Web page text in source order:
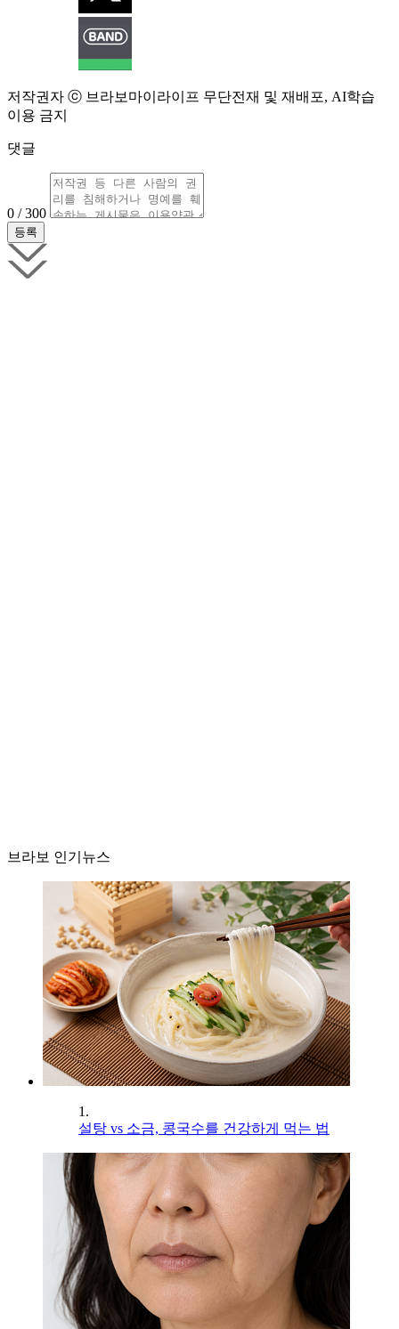
저작권자 ⓒ 브라보마이라이프 무단전재 및 재배포, AI학습
이용 금지
댓글
0 / 300
브라보 인기뉴스
1.
설탕 vs 소금, 콩국수를 건강하게 먹는 법